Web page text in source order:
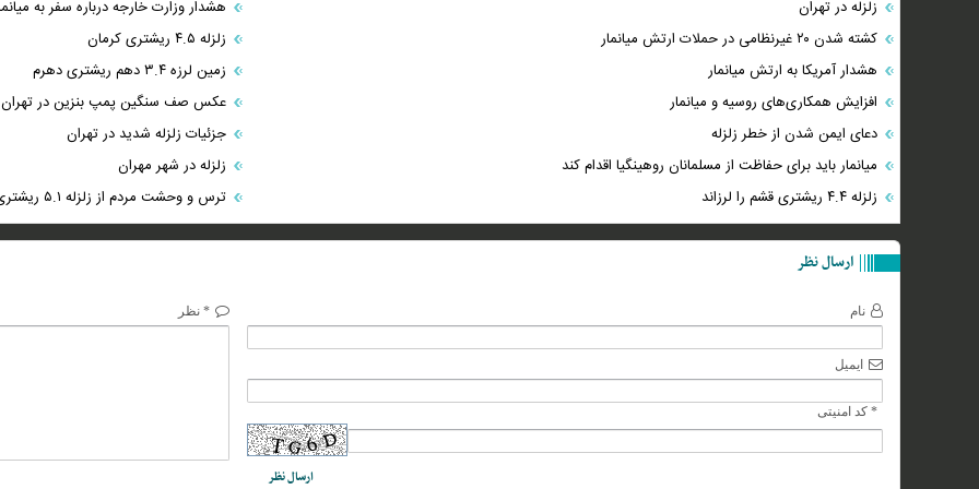
زلزله در تهران
هشدار وزارت خارجه درباره سفر به
کشته شدن ۲۰ غیرنظامی در حملات ارتش میانمار
زلزله ۴.۵ ریشتری کرمان
هشدار آمریکا به ارتش میانمار
زمین لرزه ۳.۴ دهم ریشتری دهرم
افزایش همکاری‌های روسیه و میانمار
عکس صف سنگین پمپ بنزین در تهران
دعای ایمن شدن از خطر زلزله
جزئیات زلزله شدید در تهران
میانمار باید برای حفاظت از مسلمانان روهینگیا اقدام کند
زلزله در شهر مهران
زلزله ۴.۴ ریشتری قشم را لرزاند
ترس و وحشت مردم از زلزله ۵.۱ ریشتری تهران
ارسال نظر
نام
ایمیل
* کد امنیتی
* نظر